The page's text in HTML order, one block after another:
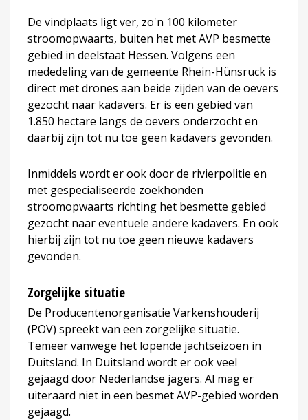
De vindplaats ligt ver, zo'n 100 kilometer
stroomopwaarts, buiten het met AVP besmette
gebied in deelstaat Hessen. Volgens een
mededeling van de gemeente Rhein-Hünsruck is
direct met drones aan beide zijden van de oevers
gezocht naar kadavers. Er is een gebied van
1.850 hectare langs de oevers onderzocht en
daarbij zijn tot nu toe geen kadavers gevonden.
Inmiddels wordt er ook door de rivierpolitie en
met gespecialiseerde zoekhonden
stroomopwaarts richting het besmette gebied
gezocht naar eventuele andere kadavers. En ook
hierbij zijn tot nu toe geen nieuwe kadavers
gevonden.
Zorgelijke situatie
De Producentenorganisatie Varkenshouderij
(POV) spreekt van een zorgelijke situatie.
Temeer vanwege het lopende jachtseizoen in
Duitsland. In Duitsland wordt er ook veel
gejaagd door Nederlandse jagers. Al mag er
uiteraard niet in een besmet AVP-gebied worden
gejaagd.